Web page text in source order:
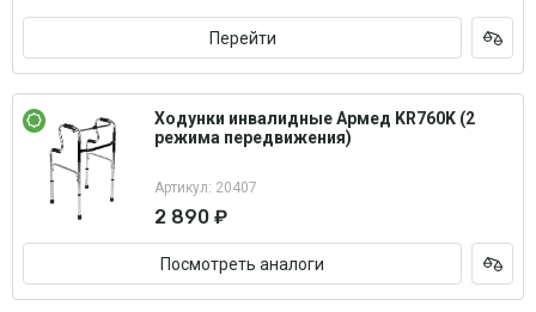
Перейти
Ходунки инвалидные Армед KR760K (2
режима передвижения)
Артикул: 20407
2 890 ₽
Посмотреть аналоги